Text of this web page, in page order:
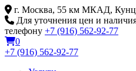
Skip
to
content
г. Москва, 55 км МКАД,
Для уточнения цен и
телефону +7 (916) 562-92-77
0
+7 (916) 562-92-77